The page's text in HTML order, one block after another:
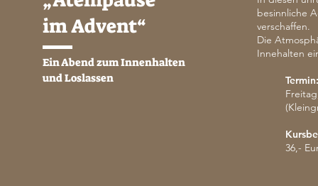
im Advent“
Ein Abend zum Innenhalten
und Loslassen
besinnliche
verschaffen.
Die
Innehalten
Termin:
36,-